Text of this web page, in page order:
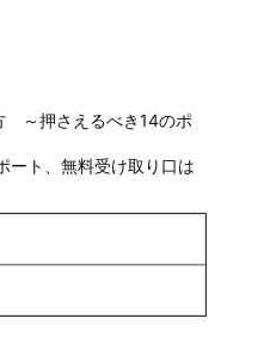
～押さえるべき14のポ
ート、無料受け取り口は